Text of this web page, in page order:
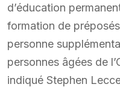
d’éducation
formation de
personne
personnes âgées de
indiqué Stephen